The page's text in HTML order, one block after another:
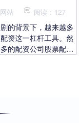
站 阅读：127
的背景下，越来越多
资这一杠杆工具。然
的配资公司股票配资
....